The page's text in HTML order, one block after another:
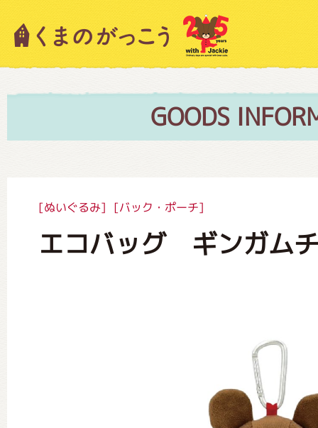
GOODS
[ぬいぐるみ] [バック・ポーチ]
エコバッグ ギンガム
キャラクター紹介
絵本・作家紹介
グッズインフォメーション